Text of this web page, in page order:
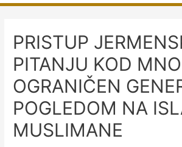
PRISTUP
PITANJU KOD
OGRANIČEN
POGLEDOM NA
MUSLIMANE